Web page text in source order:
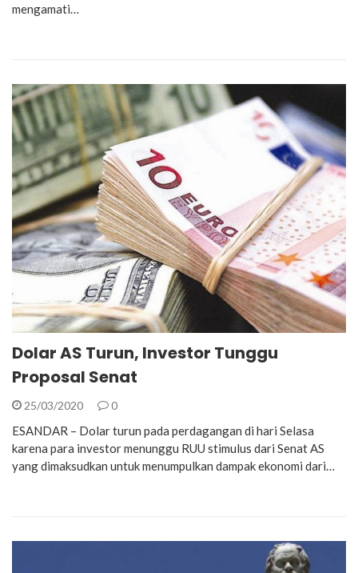
mengamati…
Dolar AS Turun, Investor Tunggu
Proposal Senat
25/03/2020 0
ESANDAR – Dolar turun pada perdagangan di hari Selasa
karena para investor menunggu RUU stimulus dari Senat AS
yang dimaksudkan untuk menumpulkan dampak ekonomi dari…